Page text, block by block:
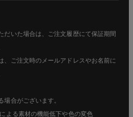
だいた場合は、ご注文履歴にて保証期間
、ご注文時のメールアドレスやお名前に
合がございます。
よる素材の機能低下や色の変色